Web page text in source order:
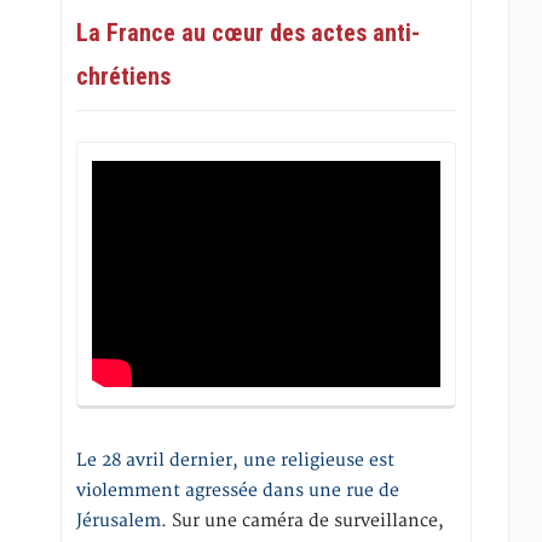
La France au cœur des actes anti-
chrétiens
Le 28 avril dernier, une religieuse est
violemment agressée dans une rue de
Jérusalem. Sur une caméra de surveillance,